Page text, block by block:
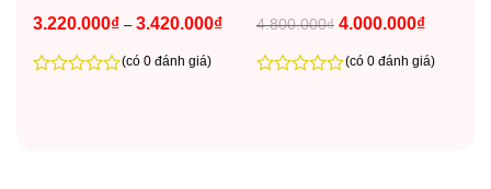
3.220.000₫ – 3.420.000₫Khoảng
giá:
3.220.000₫
(có 0 đánh giá)
4.800.000₫ Giá
gốc
4.800.000₫.
4.000.000₫Giá
hiện
là:
(có 0 đánh giá)